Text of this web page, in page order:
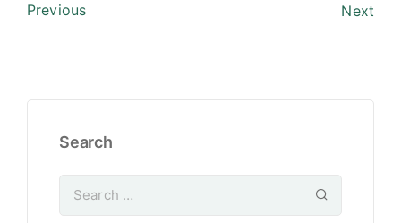
Previous Next
Search